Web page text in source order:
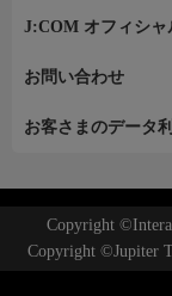
J:COM オフィシャ
お問い合わせ
お客さまのデータ
Copyright
Copyright ©Jupiter